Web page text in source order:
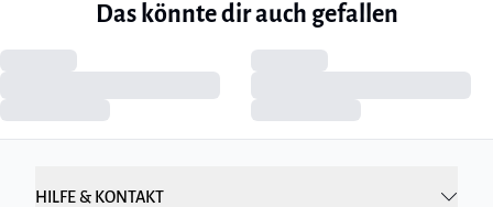
Das könnte dir auch gefallen
HILFE & KONTAKT